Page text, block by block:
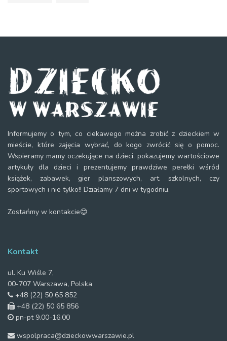
Informujemy o tym, co ciekawego można zrobić z dzieckiem w
mieście, które zajęcia wybrać, do kogo zwrócić się o pomoc.
Wspieramy mamy oczekujące na dzieci, pokazujemy wartościowe
artykuły dla dzieci i prezentujemy prawdziwe perełki wśród
książek, zabawek, gier planszowych, art. szkolnych, czy
sportowych i nie tylko!! Działamy 7 dni w tygodniu.
Zostańmy w kontakcie😊
Kontakt
ul. Ku Wiśle 7,
00-707 Warszawa, Polska
+48 (22) 50 65 852
+48 (22) 50 65 856
pn-pt 9.00-16.00
wspolpraca@dzieckowwarszawie.pl